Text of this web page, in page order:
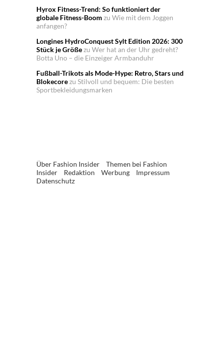
Hyrox Fitness-Trend: So funktioniert der
globale Fitness-Boom zu Wie mit dem Joggen
anfangen?
Longines HydroConquest Sylt Edition 2026: 300
Stück je Größezu Wer hat an der Uhr gedreht?
Botta Uno – die Einzeiger Armbanduhr
Fußball-Trikots als Mode-Hype: Retro, Stars und
Blokecorezu Stilvoll und bequem: Die besten
Sportbekleidungsmarken
Über Fashion Insider
Themen bei Fashion
Insider
Redaktion Werbung
Impressum
Datenschutz